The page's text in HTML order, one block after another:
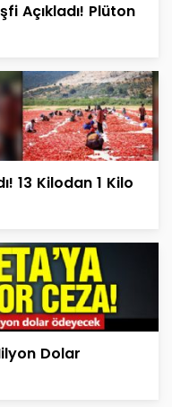
Açıkladı! Plüton
13 Kilodan 1 Kilo
Dolar